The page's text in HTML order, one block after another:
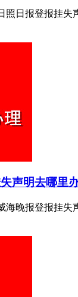
照日报登报挂
声明去哪里
海晚报登报挂